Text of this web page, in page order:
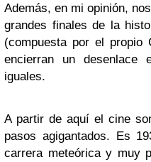
Además, en mi opinión,
grandes finales de la
(compuesta por el propio
encierran un desenlace
iguales.
A partir de aquí el cine
pasos agigantados. Es
carrera meteórica y muy